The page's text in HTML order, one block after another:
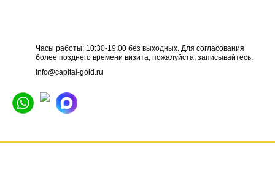
Часы работы: 10:30-19:00 без выходных. Для согласования
более позднего времени визита, пожалуйста, записывайтесь.
info@capital-gold.ru